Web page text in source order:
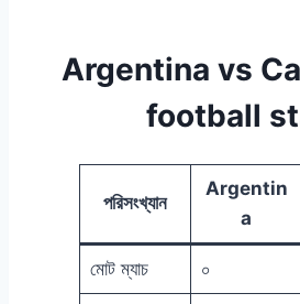
Argentina vs
football
পরিসংখ্যান
Argentin
a
মোট ম্যাচ ০